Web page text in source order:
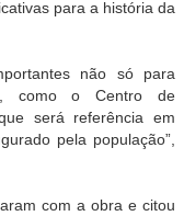
para a história da
não só para
como o Centro de
será referência em
pela população”,
com a obra e citou